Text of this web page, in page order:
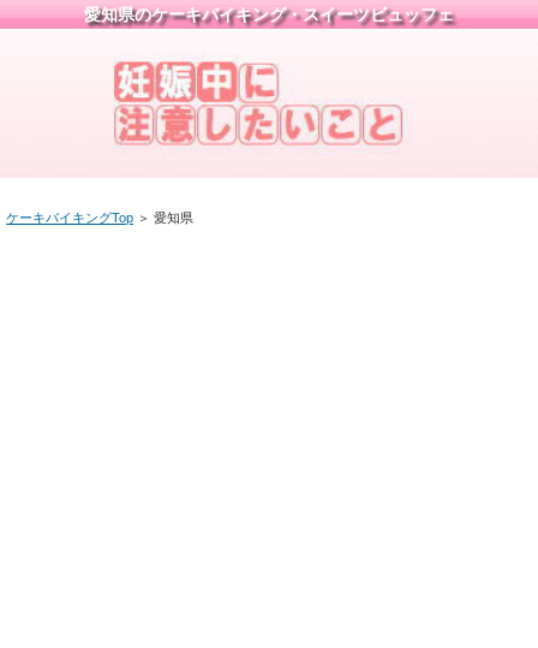
愛知県のケーキバイキング・スイーツビュッフェ
ケーキバイキングTop ＞ 愛知県